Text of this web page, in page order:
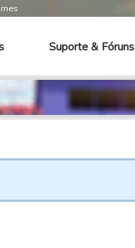
Suporte & Fóruns